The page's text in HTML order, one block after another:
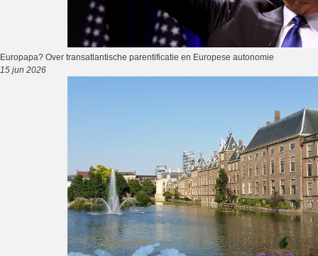
Europapa? Over transatlantische parentificatie en Europese autonomie
15 jun 2026